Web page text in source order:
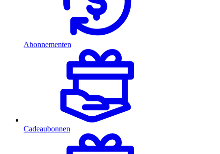
Abonnementen
Cadeaubonnen